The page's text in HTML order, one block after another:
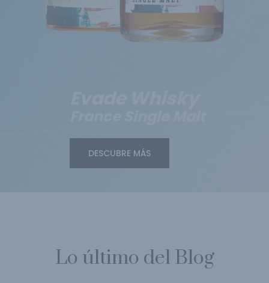
DESCUBRE MÁS
Lo último del Blog